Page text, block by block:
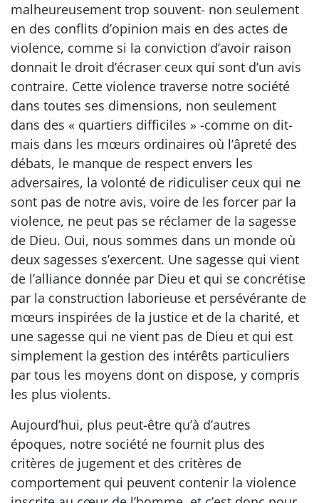
malheureusement trop souvent- non seulement
en des conflits d’opinion mais en des actes de
violence, comme si la conviction d’avoir raison
donnait le droit d’écraser ceux qui sont d’un avis
contraire. Cette violence traverse notre société
dans toutes ses dimensions, non seulement
dans des « quartiers difficiles » -comme on dit-
mais dans les mœurs ordinaires où l’âpreté des
débats, le manque de respect envers les
adversaires, la volonté de ridiculiser ceux qui ne
sont pas de notre avis, voire de les forcer par la
violence, ne peut pas se réclamer de la sagesse
de Dieu. Oui, nous sommes dans un monde où
deux sagesses s’exercent. Une sagesse qui vient
de l’alliance donnée par Dieu et qui se concrétise
par la construction laborieuse et persévérante de
mœurs inspirées de la justice et de la charité, et
une sagesse qui ne vient pas de Dieu et qui est
simplement la gestion des intérêts particuliers
par tous les moyens dont on dispose, y compris
les plus violents.
Aujourd’hui, plus peut-être qu’à d’autres
époques, notre société ne fournit plus des
critères de jugement et des critères de
comportement qui peuvent contenir la violence